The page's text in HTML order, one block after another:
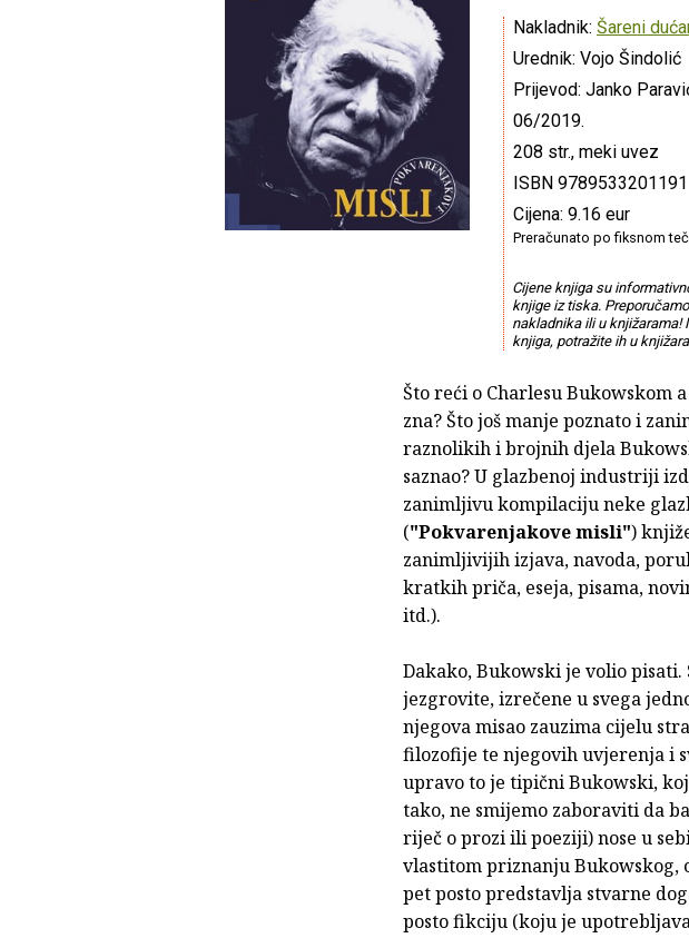
Nakladnik: Šareni
Urednik: Vojo Šindolić
Prijevod: Janko
06/2019.
208 str., meki uvez
ISBN 9789533201191
Cijena: 9.16 eur
Preračunato po fiksnom
Cijene knjiga su
knjige iz tiska.
nakladnika ili u knjižarama!
knjiga, potražite ih u
Što reći o Charlesu Bukowskom
zna? Što još manje poznato i
raznolikih i brojnih djela
saznao? U glazbenoj industriji
zanimljivu kompilaciju neke
("Pokvarenjakove misli")
zanimljivijih izjava, navoda,
kratkih priča, eseja, pisama,
itd.).
Dakako, Bukowski je volio
jezgrovite, izrečene u svega
njegova misao zauzima cijelu
filozofije te njegovih uvjerenja i
upravo to je tipični Bukowski,
tako, ne smijemo zaboraviti da
riječ o prozi ili poeziji) nose u
vlastitom priznanju Bukowskog,
pet posto predstavlja stvarne
posto fikciju (koju je